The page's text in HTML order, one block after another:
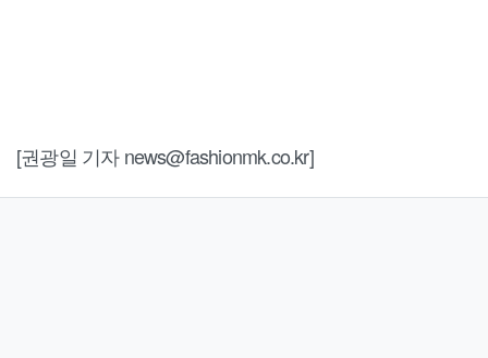
[권광일 기자 news@fashionmk.co.kr]